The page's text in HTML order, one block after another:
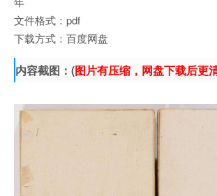
文件格式：pdf
下载方式：百度网盘
内容截图：(图片有压缩，网盘下载后更